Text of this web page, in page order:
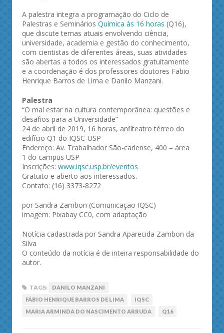
A palestra integra a programação do Ciclo de
Palestras e Seminários Química às 16 horas (Q16),
que discute temas atuais envolvendo ciência,
universidade, academia e gestão do conhecimento,
com cientistas de diferentes áreas, suas atividades
são abertas a todos os interessados gratuitamente
e a coordenação é dos professores doutores Fabio
Henrique Barros de Lima e Danilo Manzani.
Palestra
“O mal estar na cultura contemporânea: questões e
desafios para a Universidade”
24 de abril de 2019, 16 horas, anfiteatro térreo do
edifício Q1 do IQSC-USP
Endereço: Av. Trabalhador São-carlense, 400 – área
1 do campus USP
Inscrições: www.iqsc.usp.br/eventos
Gratuito e aberto aos interessados.
Contato: (16) 3373-8272
por Sandra Zambon (Comunicação IQSC)
imagem: Pixabay CC0, com adaptação
Notícia cadastrada por Sandra Aparecida Zambon da
Silva
O conteúdo da notícia é de inteira responsabilidade do
autor.
TAGS:
DANILO MANZANI
FÁBIO HENRIQUE BARROS DE LIMA
IQSC
MARIA ARMINDA DO NASCIMENTO ARRUDA
Q16